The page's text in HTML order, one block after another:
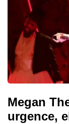
Megan
urgence,